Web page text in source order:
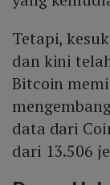
Tetapi,
dan kini
Bitcoin
data dari
dari 13.506